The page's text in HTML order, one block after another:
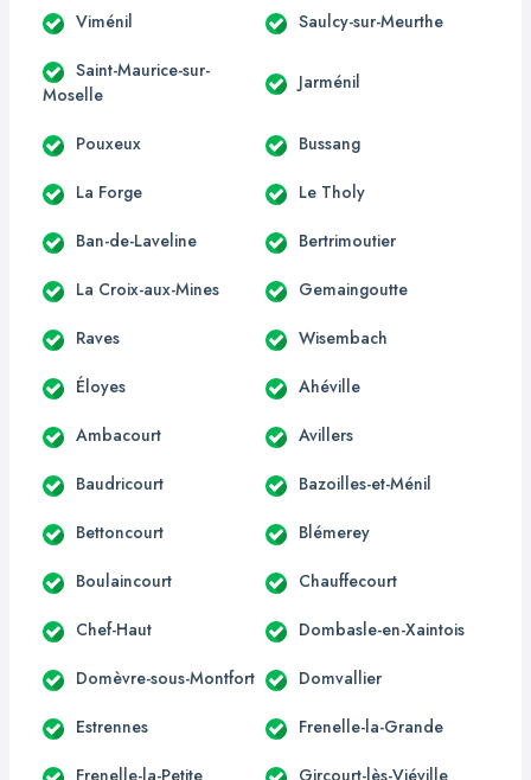
Viménil Saulcy-sur-Meurthe
Saint-Maurice-sur-
Moselle
Jarménil
Pouxeux Bussang
La Forge Le Tholy
Ban-de-Laveline Bertrimoutier
La Croix-aux-Mines Gemaingoutte
Raves Wisembach
Éloyes Ahéville
Ambacourt Avillers
Baudricourt Bazoilles-et-Ménil
Bettoncourt Blémerey
Boulaincourt Chauffecourt
Chef-Haut Dombasle-en-Xaintois
Domèvre-sous-Montfort Domvallier
Estrennes Frenelle-la-Grande
Frenelle-la-Petite Gircourt-lès-Viéville